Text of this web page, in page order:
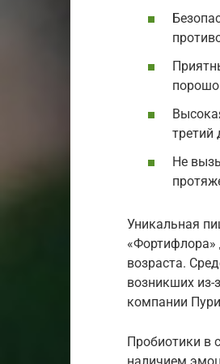
третий
Не
Уникальная
возраста.
возникших из-
компании
Пробиотики в